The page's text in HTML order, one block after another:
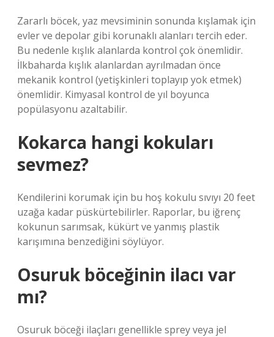
Zararlı böcek, yaz mevsiminin sonunda kışlamak için
evler ve depolar gibi korunaklı alanları tercih eder.
Bu nedenle kışlık alanlarda kontrol çok önemlidir.
İlkbaharda kışlık alanlardan ayrılmadan önce
mekanik kontrol (yetişkinleri toplayıp yok etmek)
önemlidir. Kimyasal kontrol de yıl boyunca
popülasyonu azaltabilir.
Kokarca hangi kokuları
sevmez?
Kendilerini korumak için bu hoş kokulu sıvıyı 20 feet
uzağa kadar püskürtebilirler. Raporlar, bu iğrenç
kokunun sarımsak, kükürt ve yanmış plastik
karışımına benzediğini söylüyor.
Osuruk böceğinin ilacı var
mı?
Osuruk böceği ilaçları genellikle sprey veya jel